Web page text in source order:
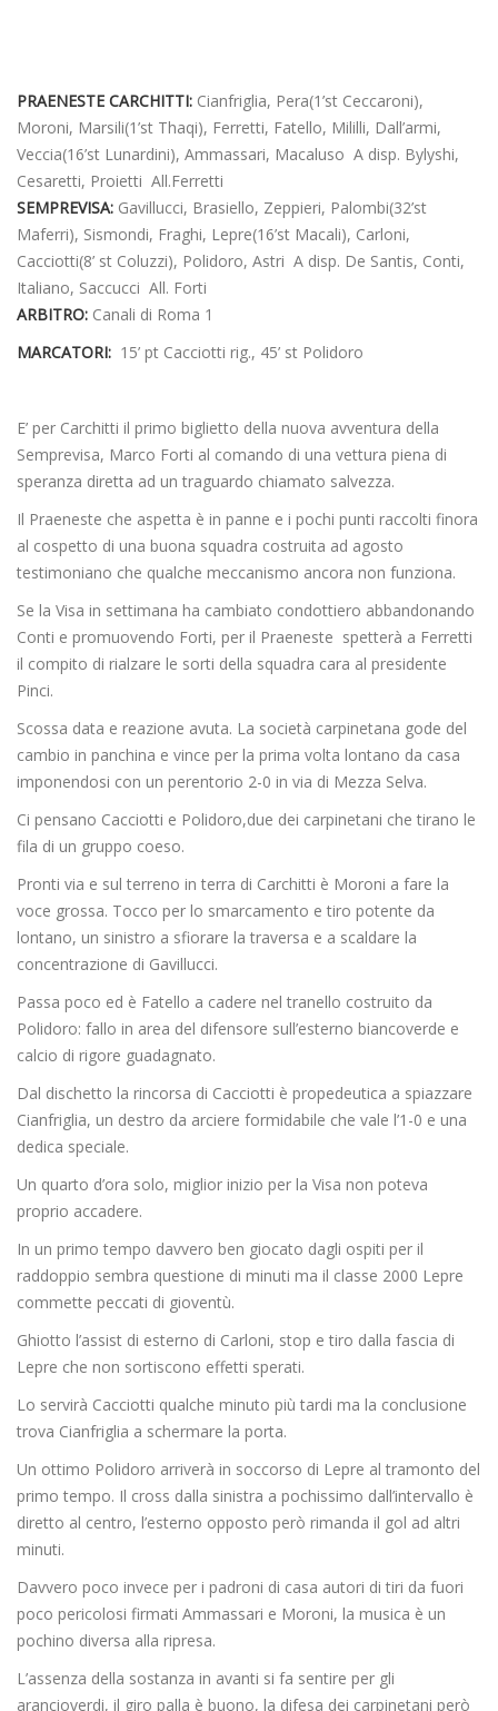
PRAENESTE CARCHITTI: Cianfriglia, Pera(1’st Ceccaroni),
Moroni, Marsili(1’st Thaqi), Ferretti, Fatello, Mililli, Dall’armi,
Veccia(16’st Lunardini), Ammassari, Macaluso A disp. Bylyshi,
Cesaretti, Proietti All.Ferretti
SEMPREVISA: Gavillucci, Brasiello, Zeppieri, Palombi(32’st
Maferri), Sismondi, Fraghi, Lepre(16’st Macali), Carloni,
Cacciotti(8’ st Coluzzi), Polidoro, Astri A disp. De Santis, Conti,
Italiano, Saccucci All. Forti
ARBITRO: Canali di Roma 1
MARCATORI: 15’ pt Cacciotti rig., 45’ st Polidoro
E’ per Carchitti il primo biglietto della nuova avventura della
Semprevisa, Marco Forti al comando di una vettura piena di
speranza diretta ad un traguardo chiamato salvezza.
Il Praeneste che aspetta è in panne e i pochi punti raccolti finora
al cospetto di una buona squadra costruita ad agosto
testimoniano che qualche meccanismo ancora non funziona.
Se la Visa in settimana ha cambiato condottiero abbandonando
Conti e promuovendo Forti, per il Praeneste spetterà a Ferretti
il compito di rialzare le sorti della squadra cara al presidente
Pinci.
Scossa data e reazione avuta. La società carpinetana gode del
cambio in panchina e vince per la prima volta lontano da casa
imponendosi con un perentorio 2-0 in via di Mezza Selva.
Ci pensano Cacciotti e Polidoro,due dei carpinetani che tirano le
fila di un gruppo coeso.
Pronti via e sul terreno in terra di Carchitti è Moroni a fare la
voce grossa. Tocco per lo smarcamento e tiro potente da
lontano, un sinistro a sfiorare la traversa e a scaldare la
concentrazione di Gavillucci.
Passa poco ed è Fatello a cadere nel tranello costruito da
Polidoro: fallo in area del difensore sull’esterno biancoverde e
calcio di rigore guadagnato.
Dal dischetto la rincorsa di Cacciotti è propedeutica a spiazzare
Cianfriglia, un destro da arciere formidabile che vale l’1-0 e una
dedica speciale.
Un quarto d’ora solo, miglior inizio per la Visa non poteva
proprio accadere.
In un primo tempo davvero ben giocato dagli ospiti per il
raddoppio sembra questione di minuti ma il classe 2000 Lepre
commette peccati di gioventù.
Ghiotto l’assist di esterno di Carloni, stop e tiro dalla fascia di
Lepre che non sortiscono effetti sperati.
Lo servirà Cacciotti qualche minuto più tardi ma la conclusione
trova Cianfriglia a schermare la porta.
Un ottimo Polidoro arriverà in soccorso di Lepre al tramonto del
primo tempo. Il cross dalla sinistra a pochissimo dall’intervallo è
diretto al centro, l’esterno opposto però rimanda il gol ad altri
minuti.
Davvero poco invece per i padroni di casa autori di tiri da fuori
poco pericolosi firmati Ammassari e Moroni, la musica è un
pochino diversa alla ripresa.
L’assenza della sostanza in avanti si fa sentire per gli
arancioverdi, il giro palla è buono, la difesa dei carpinetani però